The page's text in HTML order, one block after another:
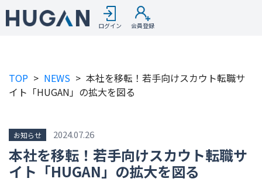
ログイン 会員登録
TOP > NEWS > 本社を移転！若手向けスカウト転職サ
イト「HUGAN」の拡大を図る
お知らせ 2024.07.26
本社を移転！若手向けスカウト転職サ
イト「HUGAN」の拡大を図る